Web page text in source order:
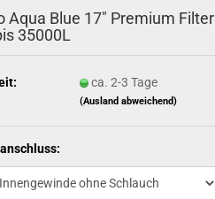
Aqua Blue 17" Premium Filter
35000L
ca. 2-3 Tage
(Ausland abweichend)